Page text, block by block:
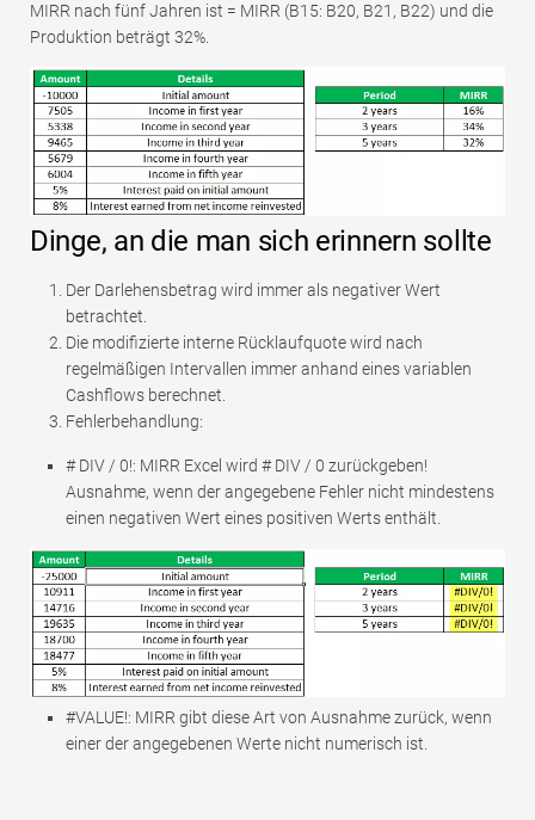
MIRR nach fünf Jahren ist = MIRR (B15: B20, B21, B22) und die
Produktion beträgt 32%.
Dinge, an die man sich erinnern sollte
Der Darlehensbetrag wird immer als negativer Wert
betrachtet.
Die modifizierte interne Rücklaufquote wird nach
regelmäßigen Intervallen immer anhand eines variablen
Cashflows berechnet.
Fehlerbehandlung:
# DIV / 0!: MIRR Excel wird # DIV / 0 zurückgeben!
Ausnahme, wenn der angegebene Fehler nicht mindestens
einen negativen Wert eines positiven Werts enthält.
#VALUE!: MIRR gibt diese Art von Ausnahme zurück, wenn
einer der angegebenen Werte nicht numerisch ist.